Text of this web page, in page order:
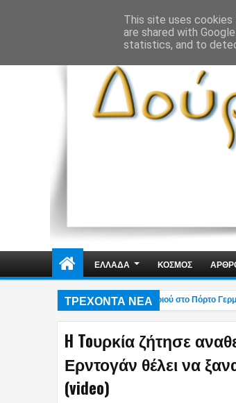
ΕΛΛΑΔΑ ΚΟΣΜΟΣ
ΤΡΕΧΟΝΤΑ ΝΕΑ
Στάχτη το εξοχικό του ηθοποιού στο Πόρτο
H Toυρκία ζήτησε
Ερντογάν θέλει να
(video)
This site uses
are shared with
statistics, and to